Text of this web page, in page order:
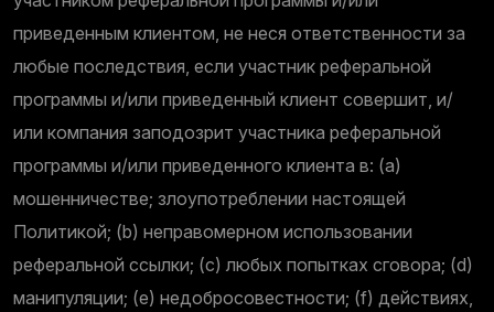
приведенным клиентом, не неся ответственности за
любые последствия, если участник реферальной
программы и/или приведенный клиент совершит, и/
или компания заподозрит участника реферальной
программы и/или приведенного клиента в: (а)
мошенничестве; злоупотреблении настоящей
Политикой; (b) неправомерном использовании
реферальной ссылки; (c) любых попытках сговора; (d)
манипуляции; (e) недобросовестности; (f) действиях,